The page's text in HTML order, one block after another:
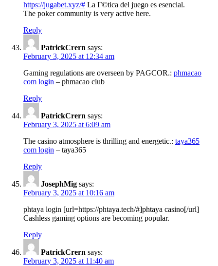
https://jugabet.xyz/# La Г©tica del juego es esencial.
The poker community is very active here.
Reply
PatrickCrern says:
February 3, 2025 at 12:34 am
Gaming regulations are overseen by PAGCOR.: phmacao
com login – phmacao club
Reply
PatrickCrern says:
February 3, 2025 at 6:09 am
The casino atmosphere is thrilling and energetic.: taya365
com login – taya365
Reply
JosephMig says:
February 3, 2025 at 10:16 am
phtaya login [url=https://phtaya.tech/#]phtaya casino[/url]
Cashless gaming options are becoming popular.
Reply
PatrickCrern says:
February 3, 2025 at 11:40 am